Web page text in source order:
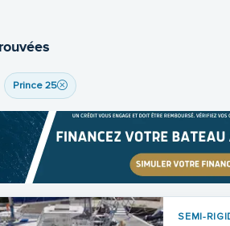
Prince 25
SEMI-